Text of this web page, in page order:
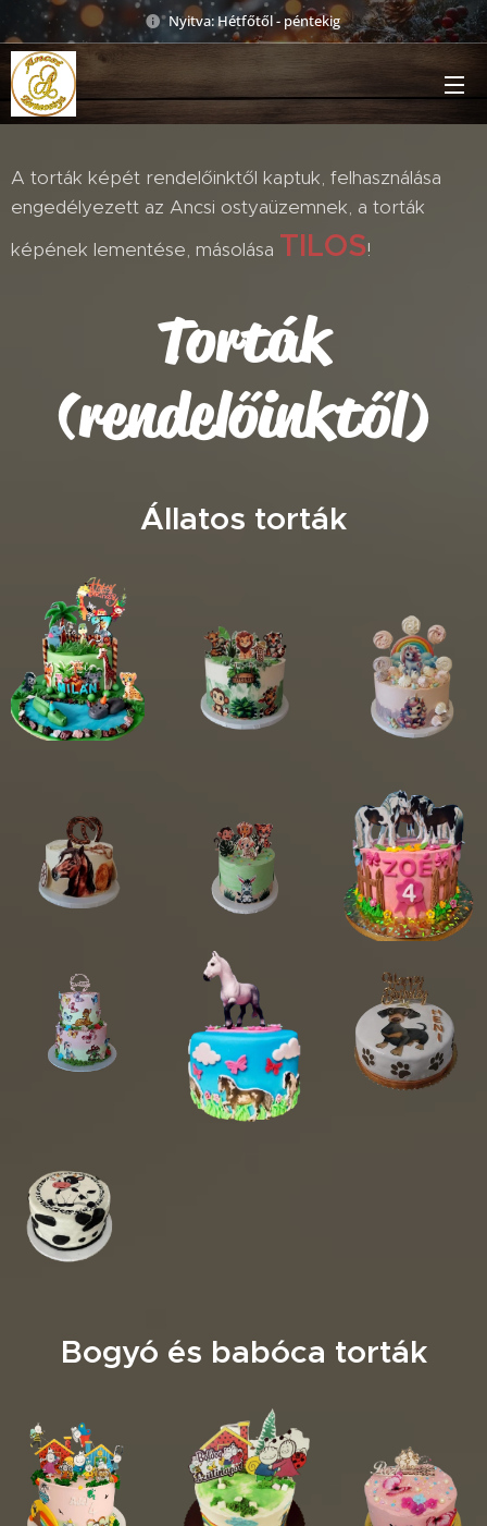
Nyitva: Hétfőtől - péntekig
A torták képét rendelőinktől kaptuk, felhasználása
engedélyezett az Ancsi ostyaüzemnek, a torták
képének lementése, másolása TILOS!
Torták
(rendelőinktől)
Állatos torták
Bogyó és babóca torták